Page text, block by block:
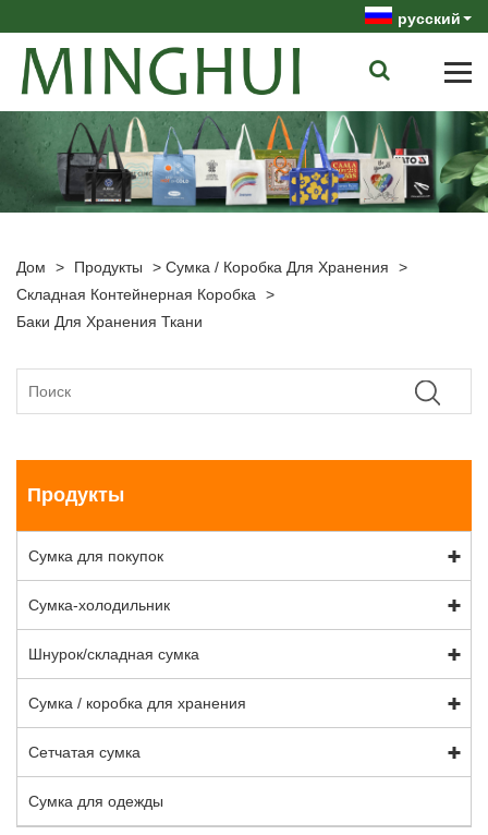
русский
Дом > Продукты > Сумка / Коробка Для Хранения
>
Складная Контейнерная Коробка >
Баки Для Хранения Ткани
Продукты
Сумка для покупок
Сумка-холодильник
Шнурок/складная сумка
Сумка / коробка для хранения
Сетчатая сумка
Сумка для одежды